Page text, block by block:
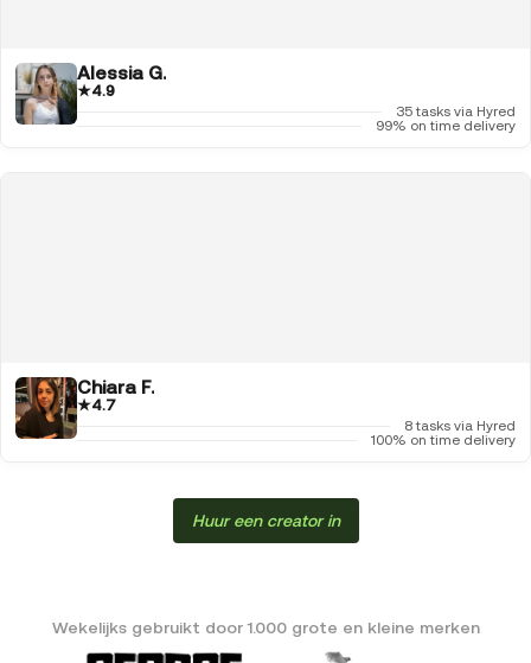
Alessia G.
★4.9
35 tasks via Hyred
99% on time delivery
Chiara F.
★4.7
8 tasks via Hyred
100% on time delivery
Huur een creator in
Wekelijks gebruikt door 1.000 grote en kleine merken